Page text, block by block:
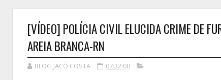
[VÍDEO] POLÍCIA CIVIL ELUCIDA CRIME DE
AREIA BRANCA-RN
BLOG JACÓ COSTA 07:32:00